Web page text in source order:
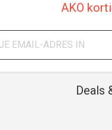
AKO
Deals